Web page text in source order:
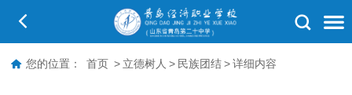
您的位置： 首页 > 立德树人 > 民族团结 > 详细内容